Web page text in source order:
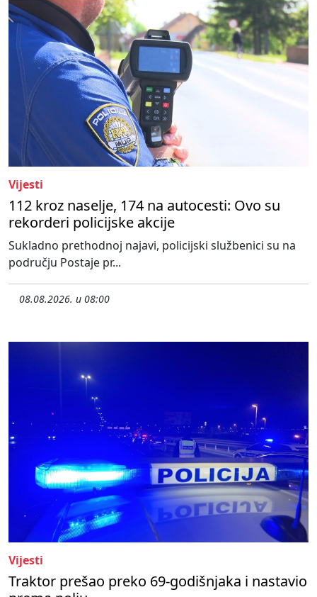
Vijesti
112 kroz naselje, 174 na autocesti: Ovo su
rekorderi policijske akcije
Sukladno prethodnoj najavi, policijski službenici su na
području Postaje pr...
08.08.2026. u 08:00
Vijesti
Traktor prešao preko 69-godišnjaka i nastavio